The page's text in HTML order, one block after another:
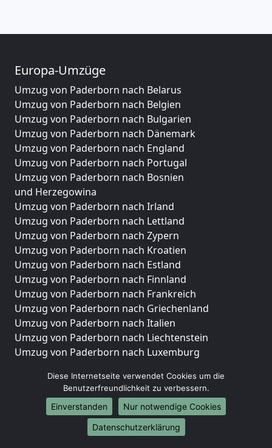
Europa-Umzüge
Umzug von Paderborn nach Belarus
Umzug von Paderborn nach Belgien
Umzug von Paderborn nach Bulgarien
Umzug von Paderborn nach Dänemark
Umzug von Paderborn nach England
Umzug von Paderborn nach Portugal
Umzug von Paderborn nach Bosnien
und Herzegowina
Umzug von Paderborn nach Irland
Umzug von Paderborn nach Lettland
Umzug von Paderborn nach Zypern
Umzug von Paderborn nach Kroatien
Umzug von Paderborn nach Estland
Umzug von Paderborn nach Finnland
Umzug von Paderborn nach Frankreich
Umzug von Paderborn nach Griechenland
Umzug von Paderborn nach Italien
Umzug von Paderborn nach Liechtenstein
Umzug von Paderborn nach Luxemburg
Umzug von Paderborn nach Norwegen
Umzüge-Deutschlandweit
Umzug von Paderborn nach Berlin
Umzug von Paderborn nach Hamburg
Diese Internetseite verwendet Cookies um die
Benutzerfreundlichkeit zu verbessern.
Einverstanden
Nur notwendige Cookies
Datenschutzerklärung